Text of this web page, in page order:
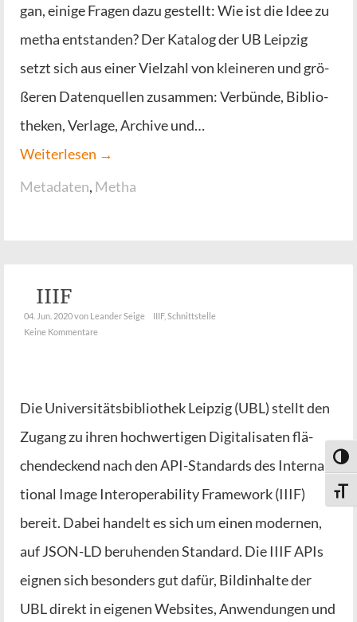
gan, eini­ge Fra­gen dazu gestellt: Wie ist die Idee zu
metha ent­stan­den? Der Kata­log der UB Leip­zig
setzt sich aus einer Viel­zahl von klei­ne­ren und grö­
ße­ren Daten­quel­len zusam­men: Ver­bün­de, Biblio­
the­ken, Ver­la­ge, Archi­ve und…
Wei­ter­le­sen →
Metadaten, Metha
IIIF
04. Jun. 2020von Leander Seige IIIF, Schnittstelle
Keine Kommentare
Die Uni­ver­si­täts­bi­blio­thek Leip­zig (UBL) stellt den
Zugang zu ihren hoch­wer­ti­gen Digi­ta­li­sa­ten flä­
chen­de­ckend nach den API-Stan­­dards des Inter­na­
tio­nal Image Inter­ope­ra­bi­li­ty Frame­work (IIIF)
bereit. Dabei han­delt es sich um einen moder­nen,
auf JSON-LD beru­hen­den Stan­dard. Die IIIF APIs
eig­nen sich beson­ders gut dafür, Bild­in­hal­te der
UBL direkt in eige­nen Web­sites, Anwen­dun­gen und